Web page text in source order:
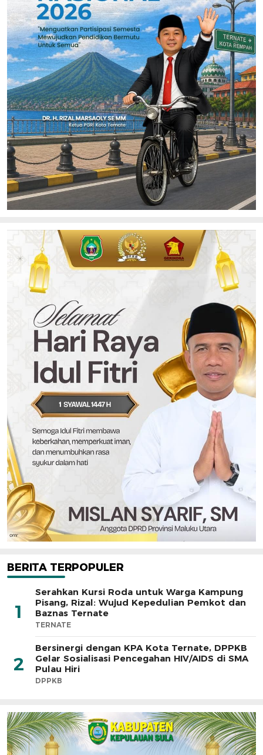
BERITA TERPOPULER
1
Serahkan Kursi Roda untuk Warga Kampung
Pisang, Rizal: Wujud Kepedulian Pemkot dan
Baznas Ternate
TERNATE
2
Bersinergi dengan KPA Kota Ternate, DPPKB
Gelar Sosialisasi Pencegahan HIV/AIDS di SMA
Pulau Hiri
DPPKB